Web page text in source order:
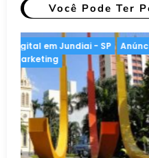
Você Pode Ter